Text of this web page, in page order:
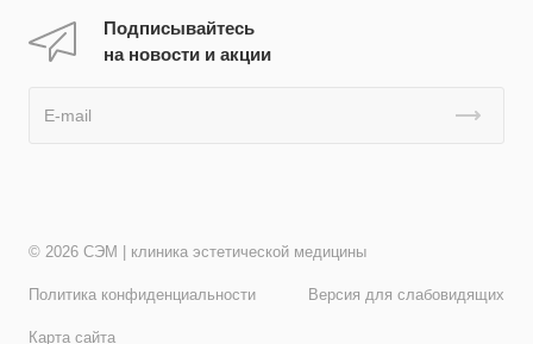
Подписывайтесь
на новости и акции
© 2026 СЭМ | клиника эстетической медицины
Политика конфиденциальности Версия для слабовидящих
Карта сайта